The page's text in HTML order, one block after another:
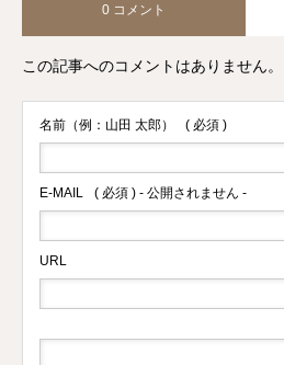
0 コメント
この記事へのコメントはありません。
名前（例：山田 太郎） ( 必須 )
E-MAIL ( 必須 ) - 公開されません -
URL